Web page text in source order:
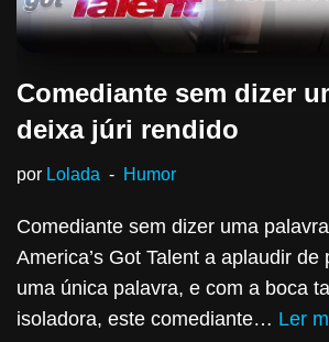
Comediante sem dizer
deixa júri rendido
por Lolada Humor
Comediante sem dizer uma
America’s Got Talent a aplaudir de
uma única palavra, e com a boca
isoladora, este comediante… Ler